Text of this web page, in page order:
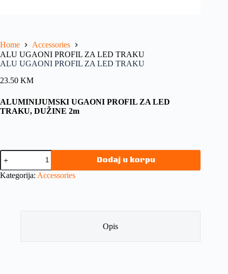
Home
Accessories
ALU UGAONI PROFIL ZA LED TRAKU
ALU UGAONI PROFIL ZA LED TRAKU
23.50 KM
ALUMINIJUMSKI UGAONI PROFIL ZA LED
TRAKU, DUŽINE 2m
Dodaj u korpu
Kategorija: Accessories
Opis